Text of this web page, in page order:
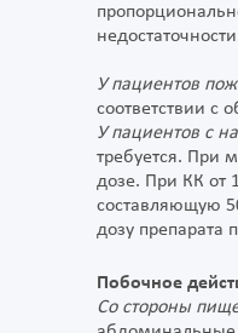
У пациентов
соответствии
У пациентов с
требуется. При
дозе. При КК от
составляющую
дозу препарата
Побочное
Со стороны